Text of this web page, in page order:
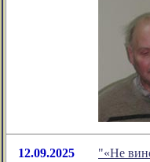
12.09.2025
"«Не